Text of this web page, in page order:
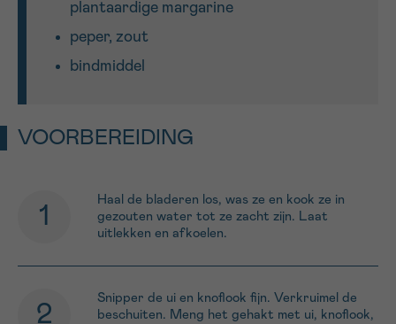
plantaardige margarine
peper, zout
bindmiddel
VOORBEREIDING
Haal de bladeren los, was ze en kook ze in
gezouten water tot ze zacht zijn. Laat
uitlekken en afkoelen.
Snipper de ui en knoflook fijn. Verkruimel de
beschuiten. Meng het gehakt met ui, knoflook,